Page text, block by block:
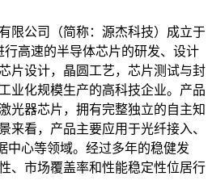
限公司（简称：源杰科技）成立于
行高速的半导体芯片的研发、设计
片设计，晶圆工艺，芯片测试与封
业化规模生产的高科技企业。产品
光器芯片，拥有完整独立的自主知
来看，产品主要应用于光纤接入、
中心等领域。经过多年的稳健发
、市场覆盖率和性能稳定性位居行